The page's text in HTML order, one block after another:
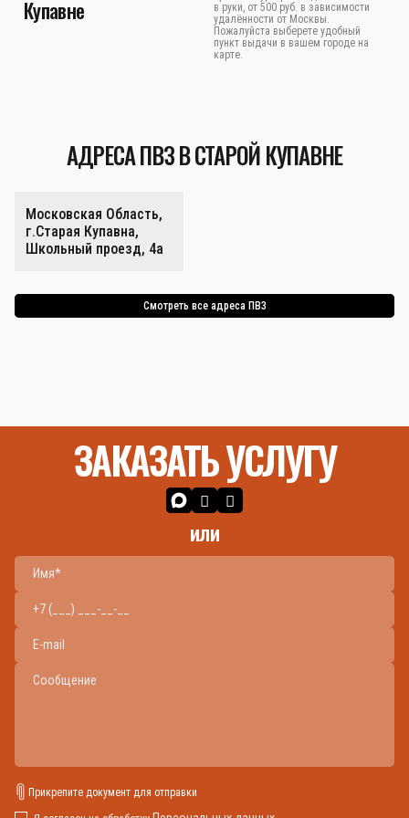
Купавне
в руки, от 500 руб. в зависимости
удалённости от Москвы.
Пожалуйста выберете удобный
пункт выдачи в вашем городе на
карте.
АДРЕСА ПВЗ В СТАРОЙ КУПАВНЕ
Московская Область,
г.Старая Купавна,
Школьный проезд, 4а
Смотреть все адреса ПВЗ
ЗАКАЗАТЬ УСЛУГУ
или
Прикрепите документ для отправки